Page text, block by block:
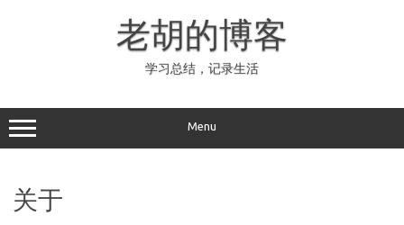
老胡的博客
学习总结，记录生活
Menu
关于